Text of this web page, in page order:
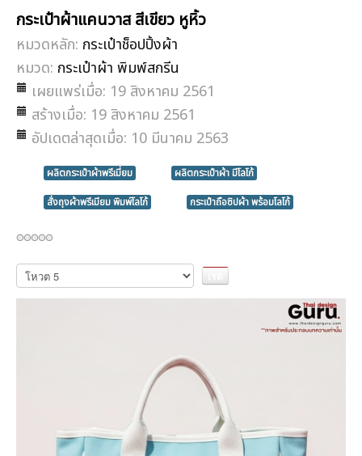
กระเป๋าผ้าแคนวาส สีเขียว หูหิ้ว
หมวดหลัก: กระเป๋าช็อปปิ้งผ้า
หมวด: กระเป๋าผ้า พิมพ์สกรีน
เผยแพร่เมื่อ: 19 สิงหาคม 2561
สร้างเมื่อ: 19 สิงหาคม 2561
อัปเดตล่าสุดเมื่อ: 10 มีนาคม 2563
ผลิตกระเป๋าผ้าพรีเมี่ยม
ผลิตกระเป๋าผ้า มีโลโก้
สั่งถุงผ้าพรีเมียม พิมพ์โลโก้
กระเป๋าถือซิปผ้า พร้อมโลโก้
กรุณา
ให้
คะแนน